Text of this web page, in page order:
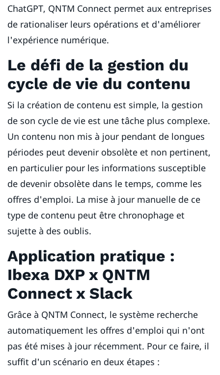
ChatGPT, QNTM Connect permet aux entreprises
de rationaliser leurs opérations et d'améliorer
l'expérience numérique.
Le défi de la gestion du
cycle de vie du contenu
Si la création de contenu est simple, la gestion
de son cycle de vie est une tâche plus complexe.
Un contenu non mis à jour pendant de longues
périodes peut devenir obsolète et non pertinent,
en particulier pour les informations susceptible
de devenir obsolète dans le temps, comme les
offres d'emploi. La mise à jour manuelle de ce
type de contenu peut être chronophage et
sujette à des oublis.
Application pratique :
Ibexa DXP x QNTM
Connect x Slack
Grâce à QNTM Connect, le système recherche
automatiquement les offres d'emploi qui n'ont
pas été mises à jour récemment. Pour ce faire, il
suffit d'un scénario en deux étapes :